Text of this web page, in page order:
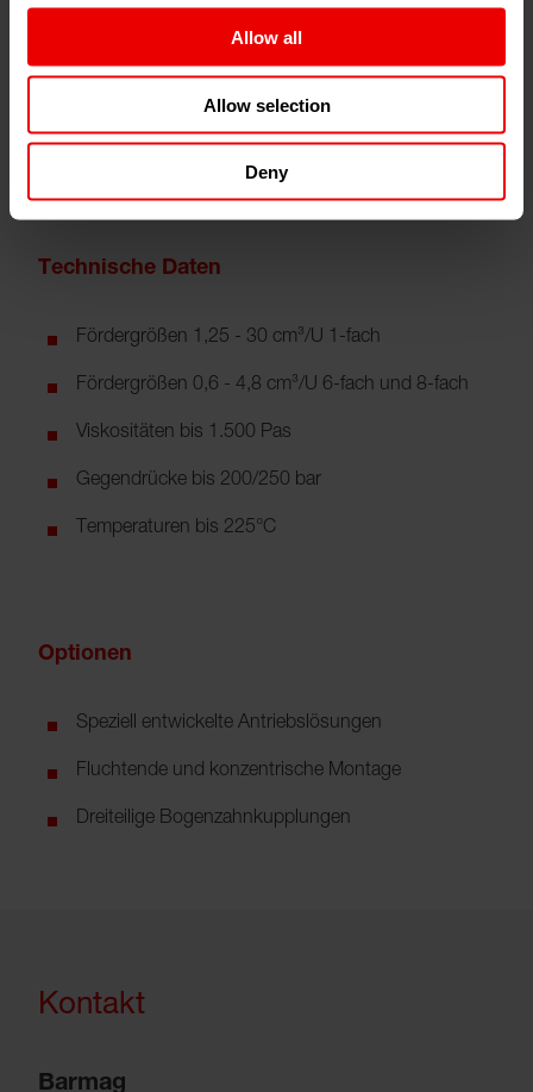
Allow all
Allow selection
Deny
Wellenabdichtung Wellendichtring
Flüssigkeitssperrvorlage
Technische Daten
Fördergrößen 1,25 - 30 cm³/U 1-fach
Fördergrößen 0,6 - 4,8 cm³/U 6-fach und 8-fach
Viskositäten bis 1.500 Pas
Gegendrücke bis 200/250 bar
Temperaturen bis 225°C
Optionen
Speziell entwickelte Antriebslösungen
Fluchtende und konzentrische Montage
Dreiteilige Bogenzahnkupplungen
Kontakt
Barmag